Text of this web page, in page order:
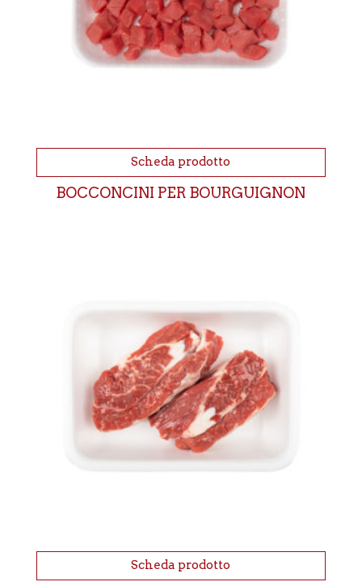
Scheda prodotto
BOCCONCINI PER BOURGUIGNON
Scheda prodotto